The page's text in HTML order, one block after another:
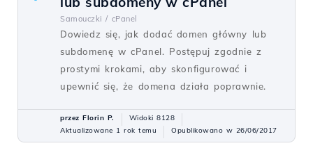
Samouczki / cPanel
Dowiedz się, jak dodać domen główny lub
subdomenę w cPanel. Postępuj zgodnie z
prostymi krokami, aby skonfigurować i
upewnić się, że domena działa poprawnie.
przez Florin P.
Widoki 8128
Aktualizowane 1 rok temu
Opublikowano w 26/06/2017